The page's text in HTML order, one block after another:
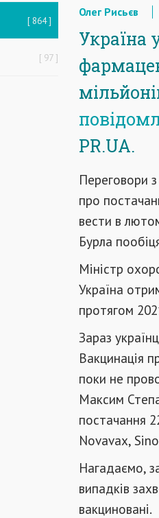
864
97
Олег Рисьєв
Україна
PR.UA.
Переговори
про
вести в
Бурла
Міністр
Україна
протягом
Зараз
Вакцинація
поки не
Максим
постачання
Novavax,
Нагадаємо,
випадків
вакциновані.